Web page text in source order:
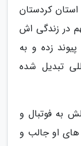
استان کردستان
در زندگی اش
زده و به
تبدیل شده
به فوتبال و
های او جالب و